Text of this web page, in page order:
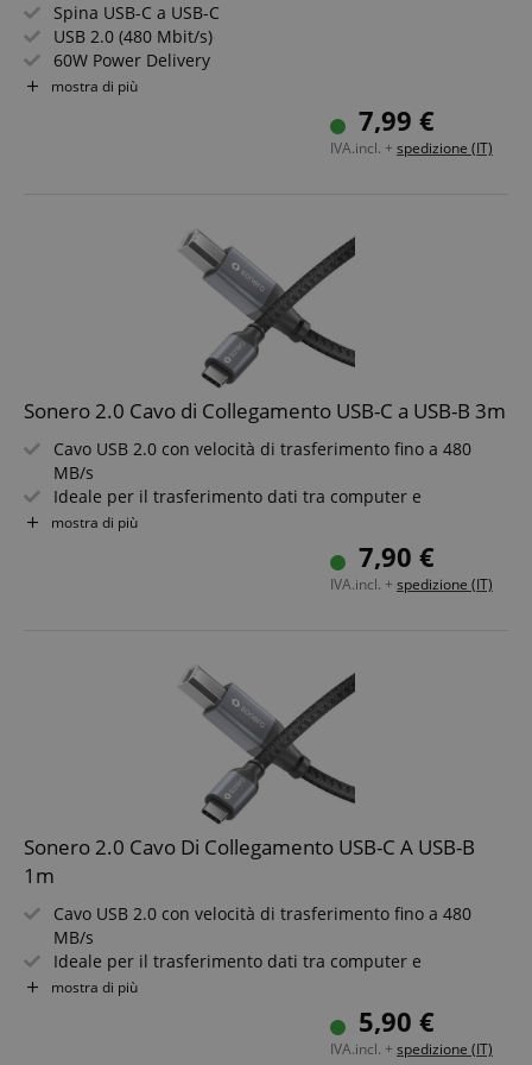
Spina USB-C a USB-C
USB 2.0 (480 Mbit/s)
60W Power Delivery
Colore: Grigio/Nero
mostra di più
7,99 €
IVA.incl. + spedizione (IT)
Sonero 2.0 Cavo di Collegamento USB-C a USB-B 3m
Cavo USB 2.0 con velocità di trasferimento fino a 480
MB/s
Ideale per il trasferimento dati tra computer e
stampante
Connettore USB-C da un lato e connettore USB-B
Costruzione robusta e di qualità per una lunga durata
mostra di più
7,90 €
IVA.incl. + spedizione (IT)
Sonero 2.0 Cavo Di Collegamento USB-C A USB-B
1m
Cavo USB 2.0 con velocità di trasferimento fino a 480
MB/s
Ideale per il trasferimento dati tra computer e
stampante
Con connettore USB-C da un lato e connettore USB-B
Finitura robusta e di alta qualità per una lunga durata
mostra di più
5,90 €
IVA.incl. + spedizione (IT)
Non classificati
cookie strettamente necessari.
CrossDomainCookieScriptConsent_389
.kirstein.it
Google Privacy Policy